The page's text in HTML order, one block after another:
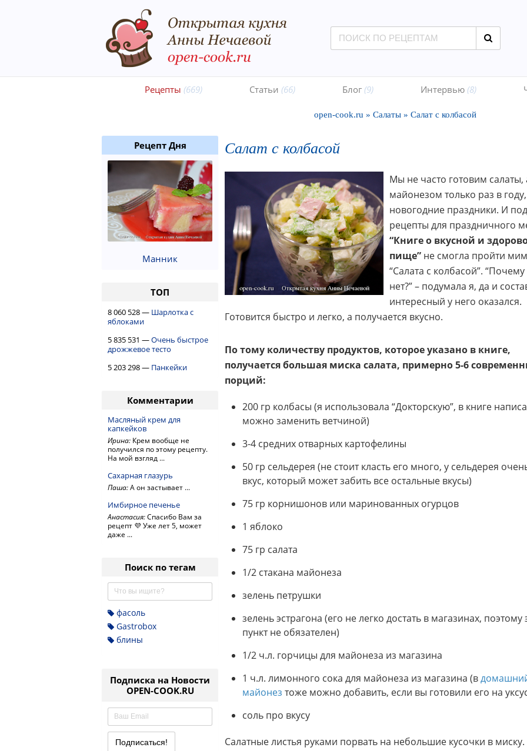
Рецепты (669) Статьи (66) Блог (9) Интервью (8)
open-cook.ru » Салаты » Салат с колбасой
Рецепт Дня
Манник
ТОП
8 060 528 — Шарлотка с
яблоками
5 835 531 —Очень быстрое
дрожжевое тесто
5 203 298 — Панкейки
Комментарии
Масляный крем для
капкейков
Ирина: Крем вообще не
получился по этому рецепту.
На мой взгляд ...
Сахарная глазурь
Паша:А он застывает ...
Имбирное печенье
Анастасия:Спасибо Вам за
рецепт 💜 Уже лет 5, может
даже ...
Поиск по тегам
фасоль
Gastrobox
блины
Подписка на Новости
OPEN-COOK.RU
Салат с колбасой
Мы не часто готовим салаты,
майонезом только раз в
новогодние праздники. И
рецепты для праздничного
“Книге о вкусной и
пище” не смогла пройти
“Салата с колбасой”.
нет?” – подумала я, да и
интересный у него оказался.
Готовится быстро и легко, а получается вкусно.
По тому количеству продуктов, которое указано в книге,
получается большая миска салата, примерно 5-6
порций:
200 гр колбасы (я использовала “Докторскую”, в книге
можно заменить ветчиной)
3-4 средних отварных картофелины
50 гр сельдерея (не стоит класть его много, у сельдерея
вкус, который может забить все остальные вкусы)
75 гр корнишонов или маринованных огурцов
1 яблоко
75 гр салата
1/2 стакана майонеза
зелень петрушки
зелень эстрагона (его не легко достать в магазинах, поэтому
пункт не обязателен)
1/2 ч.л. горчицы для майонеза из магазина
1 ч.л. лимонного сока для майонеза из магазина (в
майонез тоже можно добавить, если вы готовили его на
соль про вкусу
Салатные листья руками порвать на небольшие кусочки в миску.